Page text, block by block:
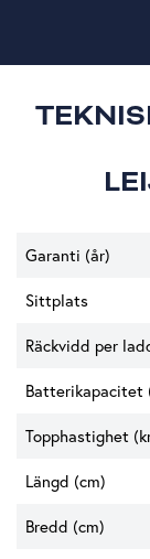
Garanti (år)
Sittplats
Räckvidd per
Batterikapacitet
Topphastighet
Längd (cm)
Bredd (cm)